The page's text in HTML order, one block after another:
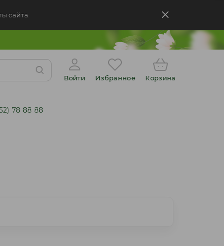
сайта.
Войти Избранное Корзина
78 88 88